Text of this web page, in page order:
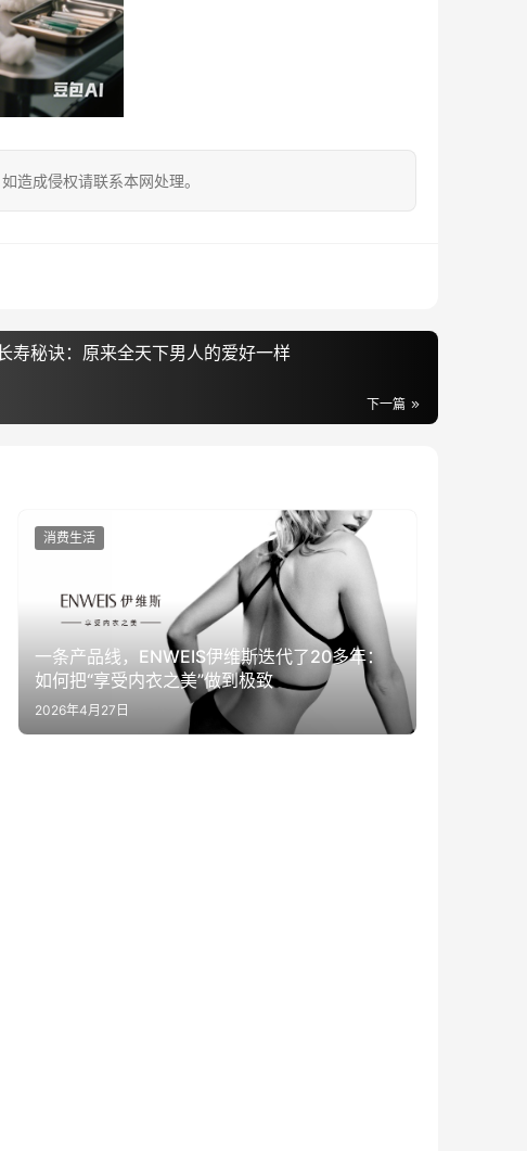
造成侵权请联系本网处理。
寿秘诀：原来全天下男人的爱好一样
下一篇
一条产品线，ENWEIS伊维斯迭代了20多年：
如何把“享受内衣之美”做到极致
2026年4月27日
消费生活